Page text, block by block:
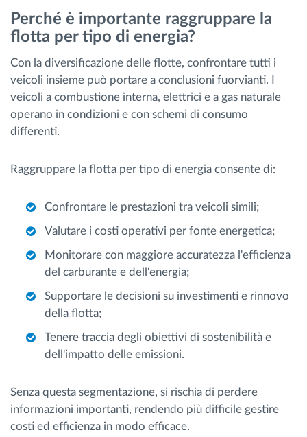
Perché è importante raggruppare la
flotta per tipo di energia?
Con la diversificazione delle flotte, confrontare tutti i
veicoli insieme può portare a conclusioni fuorvianti. I
veicoli a combustione interna, elettrici e a gas naturale
operano in condizioni e con schemi di consumo
differenti.
Raggruppare la flotta per tipo di energia consente di:
Confrontare le prestazioni tra veicoli simili;
Valutare i costi operativi per fonte energetica;
Monitorare con maggiore accuratezza l'efficienza
del carburante e dell'energia;
Supportare le decisioni su investimenti e rinnovo
della flotta;
Tenere traccia degli obiettivi di sostenibilità e
dell'impatto delle emissioni.
Senza questa segmentazione, si rischia di perdere
informazioni importanti, rendendo più difficile gestire
costi ed efficienza in modo efficace.